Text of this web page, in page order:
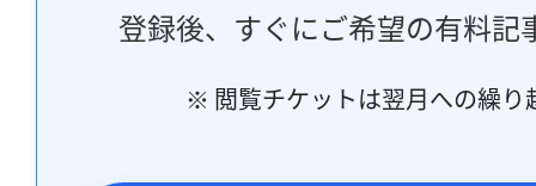
登録後、すぐにご希望の有料記
※ 閲覧チケットは翌月への繰り